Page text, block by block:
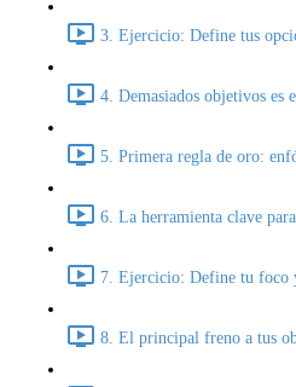
3. Ejercicio: Define tus
4. Demasiados objetivos es
5. Primera regla de oro:
6. La herramienta clave
7. Ejercicio: Define tu foco
8. El principal freno a tus